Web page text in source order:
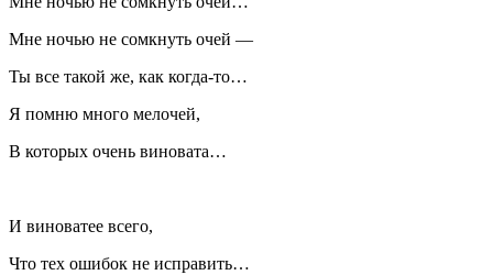
Мне ночью не сомкнуть очей —
Ты все такой же, как когда-то…
Я помню много мелочей,
В которых очень виновата…
И виноватее всего,
Что тех ошибок не исправить…